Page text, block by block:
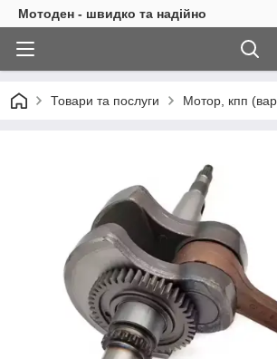
Мотоден - швидко та надійно
Товари та послуги Мотор, кпп